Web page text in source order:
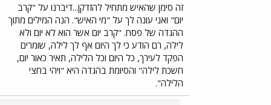
זה סימן שהאיש מתחיל להזדקן...דיברנו על "קרב
יום" ואני עונה לך על "מי האיש". הנה המילים מתוך
ההגדה של פסח. "קרב יום אשר הוא לא יום ולא
לילה, רם הודע כי לך היום אף לך לילה, שומרים
הפקד לעירך, כל היום וכל הלילה, תאיר כאור יום,
חשכת לילה" והסיומת בהגדה היא "ויהי בחצי
הלילה".